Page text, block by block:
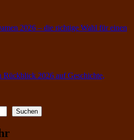
2026 – die richtige Wahl für einen
Rückblick 2026 auf Geschichte,
Suchen